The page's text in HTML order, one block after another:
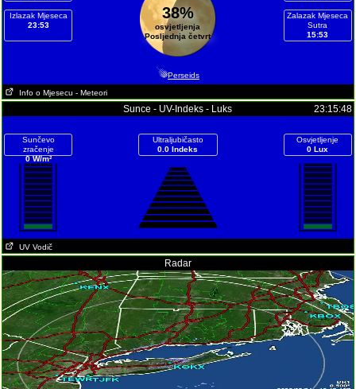
Izlazak Mjeseca
23:53
38%
osvjetljenja
Posljednja četvrt
Zalazak Mjeseca
Sutra
15:53
Perseids
Info o Mjesecu - Meteori
Sunce - UV-Indeks - Luks 23:15:48
Sunčevo
zračenje
0 W/m²
Ultraljubičasto
0.0 Indeks
Osvjetljenje
0 Lux
UV Vodič
Radar